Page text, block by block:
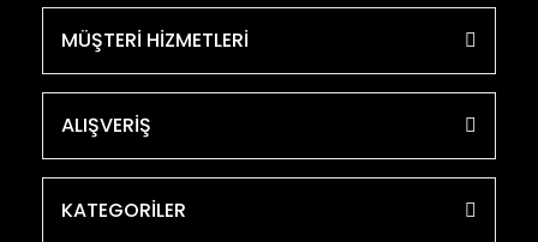
MÜŞTERİ HİZMETLERİ
ALIŞVERİŞ
KATEGORİLER